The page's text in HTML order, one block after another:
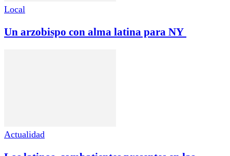
Local
Un arzobispo con alma latina para NY
Actualidad